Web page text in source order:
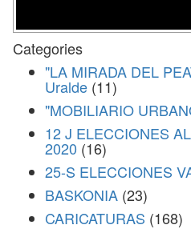
Categories
"LA MIRADA DEL
Uralde (11)
"MOBILIARIO
12 J ELECCIONES
2020 (16)
25-S ELECCIONES
BASKONIA (23)
CARICATURAS (168)